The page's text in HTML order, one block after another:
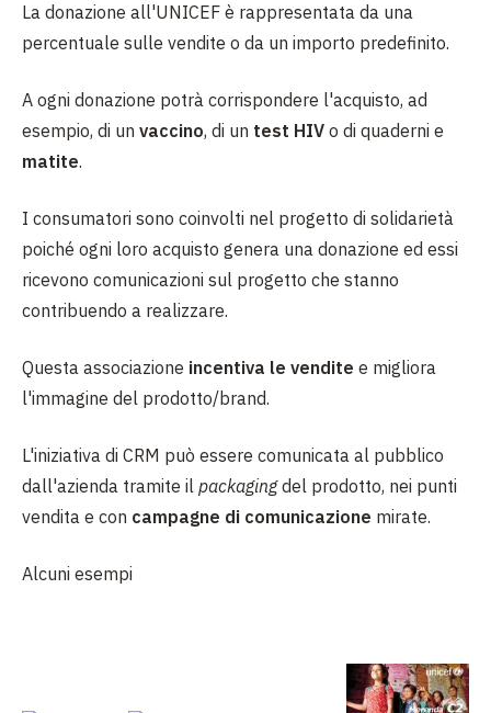
La donazione all'UNICEF è rappresentata da una
percentuale sulle vendite o da un importo predefinito.
A ogni donazione potrà corrispondere l'acquisto, ad
esempio, di un vaccino, di un test HIV o di quaderni e
matite.
I consumatori sono coinvolti nel progetto di solidarietà
poiché ogni loro acquisto genera una donazione ed essi
ricevono comunicazioni sul progetto che stanno
contribuendo a realizzare.
Questa associazione incentiva le vendite e migliora
l'immagine del prodotto/brand.
L'iniziativa di CRM può essere comunicata al pubblico
dall'azienda tramite il packagingdel prodotto, nei punti
vendita e con campagne di comunicazione mirate.
Alcuni esempi